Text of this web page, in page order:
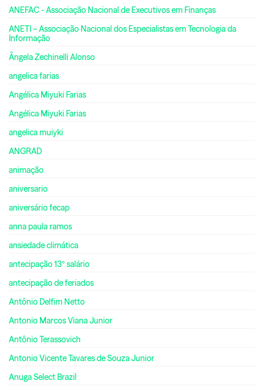
ANEFAC - Associação Nacional de Executivos em Finanças
ANETI – Associação Nacional dos Especialistas em Tecnologia da
Informação
Ângela Zechinelli Alonso
angelica farias
Angélica Miyuki Farias
Angélica Miyuki Farias
angelica muiyki
ANGRAD
animação
aniversario
aniversário fecap
anna paula ramos
ansiedade climática
antecipação 13º salário
antecipação de feriados
Antônio Delfim Netto
Antonio Marcos Viana Junior
Antônio Terassovich
Antonio Vicente Tavares de Souza Junior
Anuga Select Brazil